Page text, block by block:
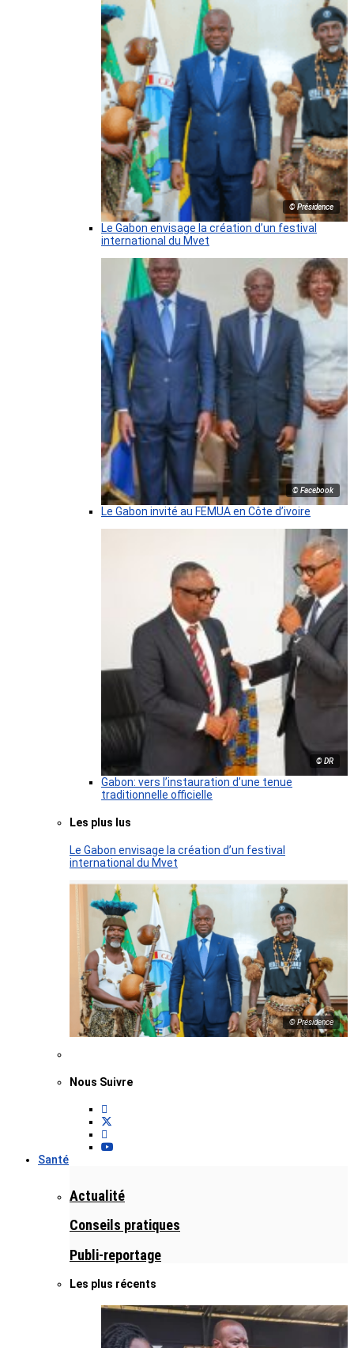
© Présidence
Le Gabon envisage la création d’un festival
international du Mvet
© Facebook
Le Gabon invité au FEMUA en Côte d’ivoire
© DR
Gabon: vers l’instauration d’une tenue
traditionnelle officielle
Les plus lus
Le Gabon envisage la création d’un festival
international du Mvet
© Présidence
Nous Suivre
Santé
Actualité
Conseils pratiques
Publi-reportage
Les plus récents